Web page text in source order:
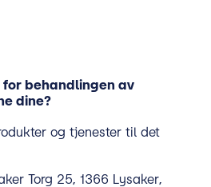
for behandlingen av
dine?
og tjenester til det
Torg 25, 1366 Lysaker,